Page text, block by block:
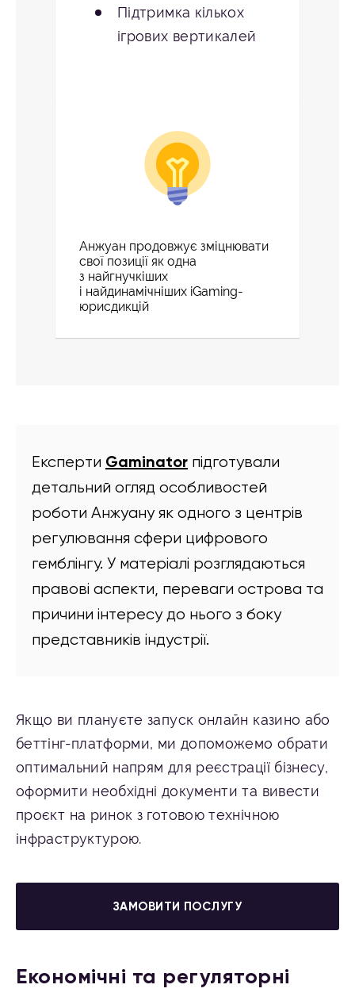
Підтримка кількох
ігрових вертикалей
Анжуан продовжує зміцнювати
свої позиції як одна
з найгнучкіших
і найдинамічніших iGaming-
юрисдикцій
Експерти Gaminator підготували
детальний огляд особливостей
роботи Анжуану як одного з центрів
регулювання сфери цифрового
гемблінгу. У матеріалі розглядаються
правові аспекти, переваги острова та
причини інтересу до нього з боку
представників індустрії.
Якщо ви плануєте запуск онлайн казино або
беттінг-платформи, ми допоможемо обрати
оптимальний напрям для реєстрації бізнесу,
оформити необхідні документи та вивести
проєкт на ринок з готовою технічною
інфраструктурою.
ЗАМОВИТИ ПОСЛУГУ
Економічні та регуляторні